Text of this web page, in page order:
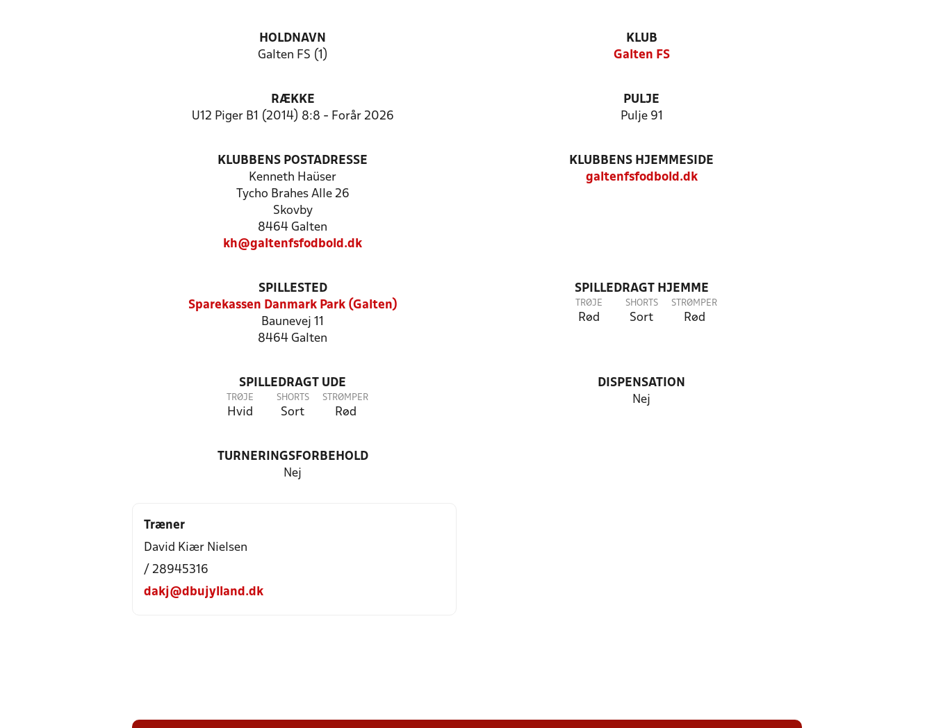
HOLDNAVN
Galten FS (1)
KLUB
Galten FS
RÆKKE
U12 Piger B1 (2014) 8:8 - Forår 2026
PULJE
Pulje 91
KLUBBENS POSTADRESSE
Kenneth Haüser
Tycho Brahes Alle 26
Skovby
8464 Galten
kh@galtenfsfodbold.dk
KLUBBENS HJEMMESIDE
galtenfsfodbold.dk
SPILLESTED
Sparekassen Danmark Park (Galten)
Baunevej 11
8464 Galten
SPILLEDRAGT HJEMME
TRØJE
Rød
SHORTS
Sort
STRØMPER
Rød
SPILLEDRAGT UDE
TRØJE
Hvid
SHORTS
Sort
STRØMPER
Rød
DISPENSATION
Nej
TURNERINGSFORBEHOLD
Nej
Træner
David Kiær Nielsen
/ 28945316
dakj@dbujylland.dk